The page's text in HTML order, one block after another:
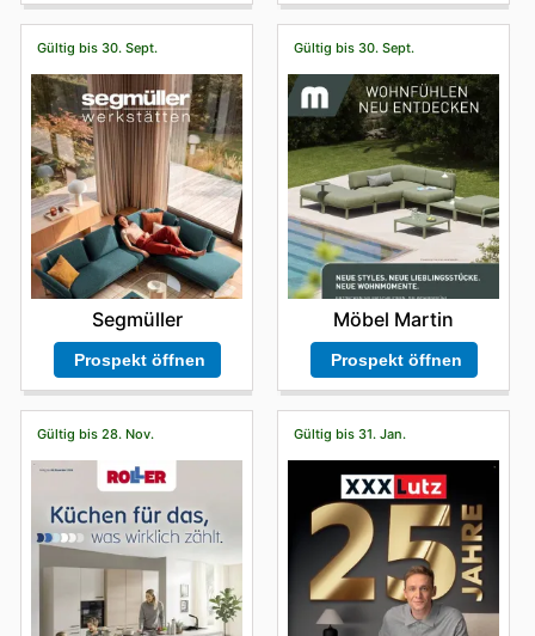
Gültig bis 30. Sept.
Segmüller
Prospekt öffnen
Gültig bis 30. Sept.
Möbel Martin
Prospekt öffnen
Gültig bis 28. Nov. Gültig bis 31. Jan.